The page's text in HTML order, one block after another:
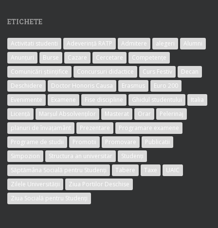
ETICHETE
Activitati studenti Adeverință RATP Admitere alegeri
Alumni
Anunțuri
Burse Cazare Cercetare
Competențe
Comunicări științifice
Concursuri didactice Curs Festiv
Decan
Deschidere
Doctor Honoris Causa Erasmus
Euro 200
Evenimente
Examene Fise discipline Ghidul studentului
Italia
Licență
Marșul Absolvenților Masterat Orar
Pelerinaj
planuri de învațamânt
Prezentare
Programare examene
Programe de studii
Promotii Promovare
Publicatii
Simpozion
Structura an universitar
Studenți
Săptămâna Socială pentru Studenți
Tabere Taxe
UAIC
Zilele Universității
Ziua Portilor Deschise
Ziua Socială pentru Studenți